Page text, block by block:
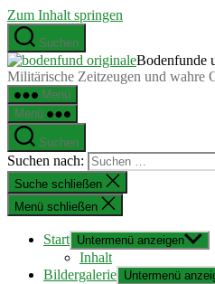
Zum Inhalt springen
Suchen
Bodenfunde
Militärische Zeitzeugen und wahre
Menü
Menü
Suchen
Suchen nach:
Suche schließen
Menü schließen
Start Untermenü anzeigen
Inhalt
Bildergalerie Untermenü